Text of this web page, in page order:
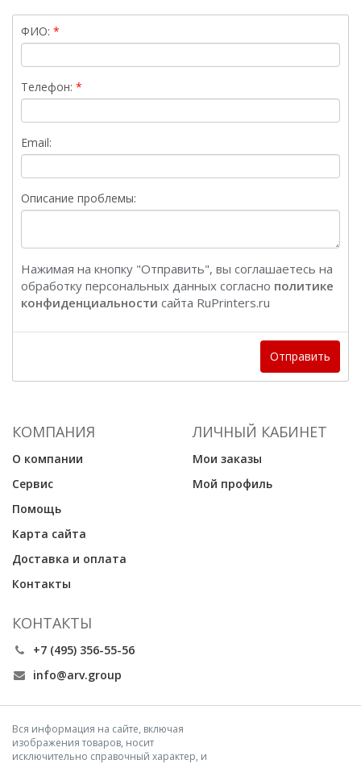
ФИО:
Телефон:
Email:
Описание проблемы:
Нажимая на кнопку "Отправить", вы соглашаетесь на
обработку персональных данных согласно политике
конфиденциальности сайта RuPrinters.ru
Отправить
КОМПАНИЯ
О компании
Сервис
Помощь
Карта сайта
Доставка и оплата
Контакты
ЛИЧНЫЙ КАБИНЕТ
Мои заказы
Мой профиль
КОНТАКТЫ
+7 (495) 356-55-56
info@arv.group
Вся информация на сайте, включая
изображения товаров, носит
исключительно справочный характер, и